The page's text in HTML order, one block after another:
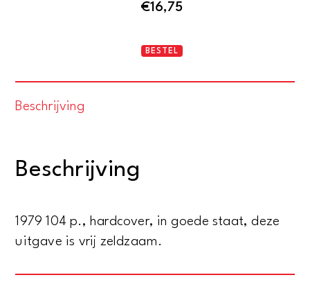
€16,75
De
BESTEL
Beschrijving
Beschrijving
1979 104 p., hardcover, in goede staat, deze
uitgave is vrij zeldzaam.